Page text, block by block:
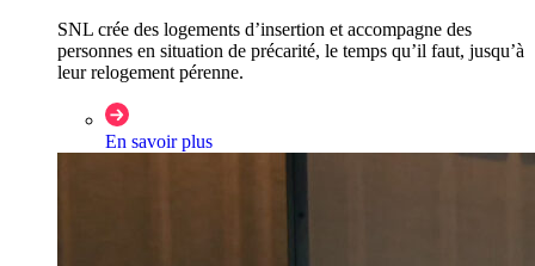
SNL crée des logements d’insertion et accompagne des
personnes en situation de précarité, le temps qu’il faut, jusqu’à
leur relogement pérenne.
En savoir plus